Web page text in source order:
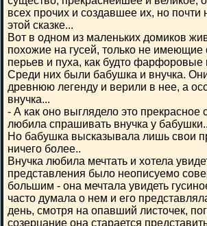
всех прочих и создавшее их, но почти
этой сказке...
Вот в одном из маленьких домиков
похожие на гусей, только не имеющие
перьев и пуха, как будто фарфоровые
Среди них были бабушка и внучка.
древнюю легенду и верили в нее, а
внучка...
- А как оно выглядело это прекрасное
любила спрашивать внучка у бабушки..
Но бабушка высказывала лишь свои
ничего более..
Внучка любила мечтать и хотела
представления было неописуемо
большим - она мечтала увидеть
часто думала о нем и его
день, смотря на опавший листочек,
созерцание она старается